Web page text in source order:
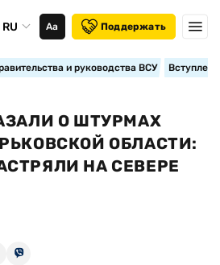
RU Аа Поддержать
и руководства ВСУ
О ШТУРМАХ
ОБЛАСТИ:
НА СЕВЕРЕ